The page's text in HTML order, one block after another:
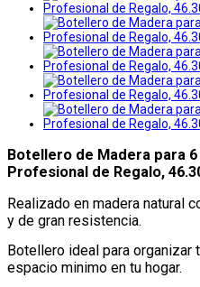
Botellero de Madera para
Profesional de Regalo,
Realizado en madera natural
y de gran resistencia.
Botellero ideal para
espacio minimo en tu hogar.